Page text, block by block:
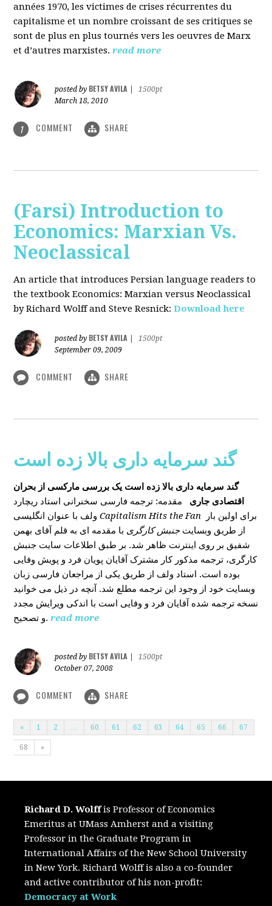
années 1970, les victimes de crises récurrentes du
capitalisme et un nombre croissant de ses critiques se
sont de plus en plus tournés vers les oeuvres de Marx
et d’autres marxistes. read more
posted by BETSY AVILA
1500pt
March 18, 2010
1 COMMENT SHARE
(Farsi) Introduction to
Economics: Marxian Vs.
Neoclassical
An article that introduces Persian language readers to
the textbook Economics: Marxian versus Neoclassical
by Richard Wolff and Steve Resnick:Download here
posted by BETSY AVILA
1500pt
September 09, 2009
COMMENT SHARE
گند سرمایه داری بالا زده است
گند سرمایه داری بالا زده است یک بررسی مارکسی از بحران
اقتصادی جاری
مقدمه: ترجمه فارسی سخنرانی استاد ریچارد
ولف با عنوان انگلیسیCapitalism Hits the Fan
از طریق وبسایتجنبش کارگری با مقدمه ای به قلم آقای بهمن
شفیق بر روی اینترنت ظاهر شد. بر طبق اطلاعات سایت جنبش
کارگری، ترجمه مذکور کار مشترک آقایان پویان فرد و پویش وفایی
بوده است. استاد ولف از طریق یکی از مراجعان فارسی زبان
وبسایت خود از وجود این ترجمه مطلع شد. آنچه در ذیل می خوانید
نسخه ترجمه شده آقایان فرد و وفایی است با اندکی ویرایش مجدد
و تصحیح. read more
posted by BETSY AVILA
1500pt
October 07, 2008
COMMENT SHARE
« 1 2 60 61 62 63 64 65 66 67
68 »
Richard D. Wolffis Professor of Economics
Emeritus at UMass Amherst and a visiting
Professor in the Graduate Program in
International Affairs of the New School University
in New York. Richard Wolff is also a co-founder
and active contributor of his non-profit:
Democracy at Work